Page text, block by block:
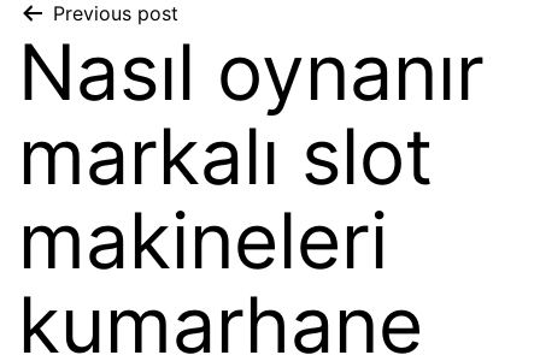
Previous post
Nasıl oynanır
markalı slot
makineleri
kumarhane